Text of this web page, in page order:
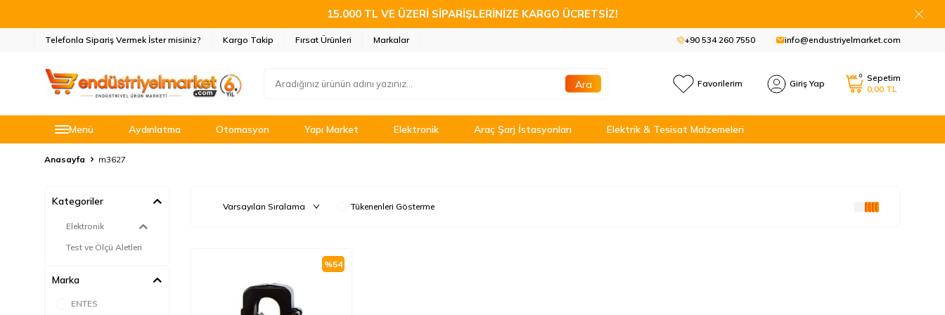
15.000 TL VE ÜZERİ SİPARİŞLERİNİZE KARGO ÜCRETSİZ!
Telefonla Sipariş Vermek İster misiniz? Kargo Takip Fırsat Ürünleri Markalar +90 534 260 7550 info@endustriyelmarket.com
Ara Favorilerim Giriş Yap
0
Sepetim
0,00 TL
Menü Aydınlatma Otomasyon Yapı Market Elektronik Araç Şarj İstasyonları Elektrik & Tesisat Malzemeleri
Anasayfa m3627
Kategoriler
Elektronik
Test ve Ölçü Aletleri
Marka
ENTES
Tükenenleri Gösterme
%54